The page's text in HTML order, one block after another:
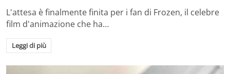
L'attesa è finalmente finita per i fan di Frozen, il celebre
film d'animazione che ha…
Leggi di più